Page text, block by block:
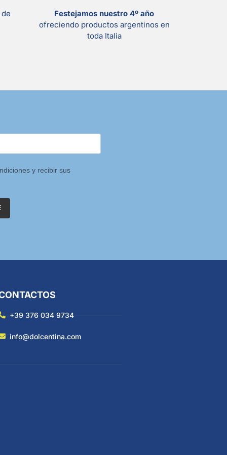
de
Festejamos nuestro 4º año
ofreciendo productos argentinos en
toda Italia
y recibir sus
+39 376 034 9734
info@dolcentina.com